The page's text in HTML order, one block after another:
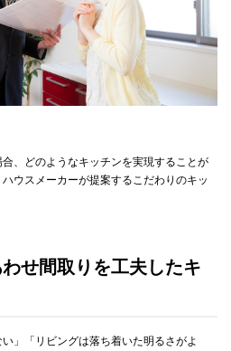
、どのようなキッチンを実現することが
ウスメーカーが提案するこだわりのキッ
せ間取りを工夫したキ
」「リビングは落ち着いた明るさがよ